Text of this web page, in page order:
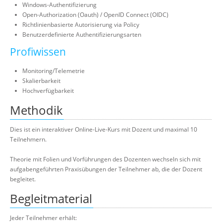
Windows-Authentifizierung
Open-Authorization (Oauth) / OpenID Connect (OIDC)
Richtlinienbasierte Autorisierung via Policy
Benutzerdefinierte Authentifizierungsarten
Profiwissen
Monitoring/Telemetrie
Skalierbarkeit
Hochverfügbarkeit
Methodik
Dies ist ein interaktiver Online-Live-Kurs mit Dozent und maximal 10
Teilnehmern.
Theorie mit Folien und Vorführungen des Dozenten wechseln sich mit
aufgabengeführten Praxisübungen der Teilnehmer ab, die der Dozent
begleitet.
Begleitmaterial
Jeder Teilnehmer erhält: